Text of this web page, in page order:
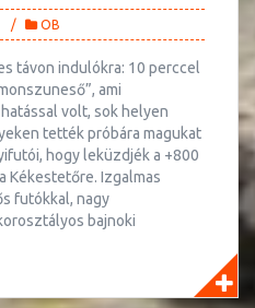
OB
távon indulókra: 10 perccel
ami
volt, sok helyen
tették próbára magukat
hogy leküzdjék a +800
Kékestetőre. Izgalmas
futókkal, nagy
bajnoki